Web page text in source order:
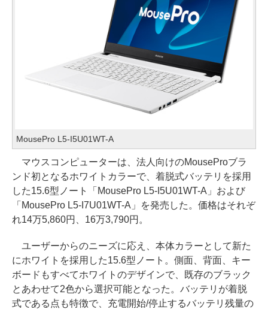
MousePro L5-I5U01WT-A
マウスコンピューターは、法人向けのMouseProブラ
ンド初となるホワイトカラーで、着脱式バッテリを採用
した15.6型ノート「MousePro L5-I5U01WT-A」および
「MousePro L5-I7U01WT-A」を発売した。価格はそれぞ
れ14万5,860円、16万3,790円。
ユーザーからのニーズに応え、本体カラーとして新た
にホワイトを採用した15.6型ノート。側面、背面、キー
ボードもすべてホワイトのデザインで、既存のブラック
とあわせて2色から選択可能となった。バッテリが着脱
式である点も特徴で、充電開始/停止するバッテリ残量の